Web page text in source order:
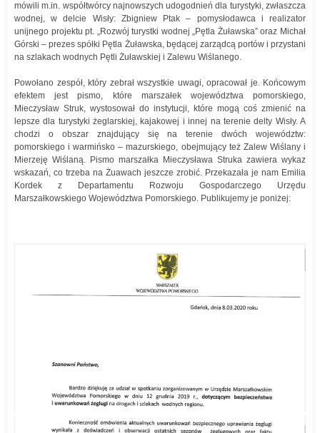
mówili m.in. współtwórcy najnowszych udogodnień dla turystyki, zwłaszcza
wodnej, w delcie Wisły: Zbigniew Ptak – pomysłodawca i realizator
unijnego projektu pt. „Rozwój turystki wodnej „Pętla Żuławska” oraz Michał
Górski – prezes spółki Pętla Żuławska, będącej zarządcą portów i przystani
na szlakach wodnych Pętli Żuławskiej i Zalewu Wiślanego.
Powołano zespół, który zebrał wszystkie uwagi, opracował je. Końcowym
efektem jest pismo, które marszałek województwa pomorskiego,
Mieczysław Struk, wystosował do instytucji, które mogą coś zmienić na
lepsze dla turystyki żeglarskiej, kajakowej i innej na terenie delty Wisły. A
chodzi o obszar znajdujący się na terenie dwóch województw:
pomorskiego i warmińsko – mazurskiego, obejmujący też Zalew Wiślany i
Mierzeję Wiślaną. Pismo marszałka Mieczysława Struka zawiera wykaz
wskazań, co trzeba na Żuawach jeszcze zrobić. Przekazała je nam Emilia
Kordek z Departamentu Rozwoju Gospodarczego Urzędu
Marszałkowskiego Województwa Pomorskiego. Publikujemy je poniżej: